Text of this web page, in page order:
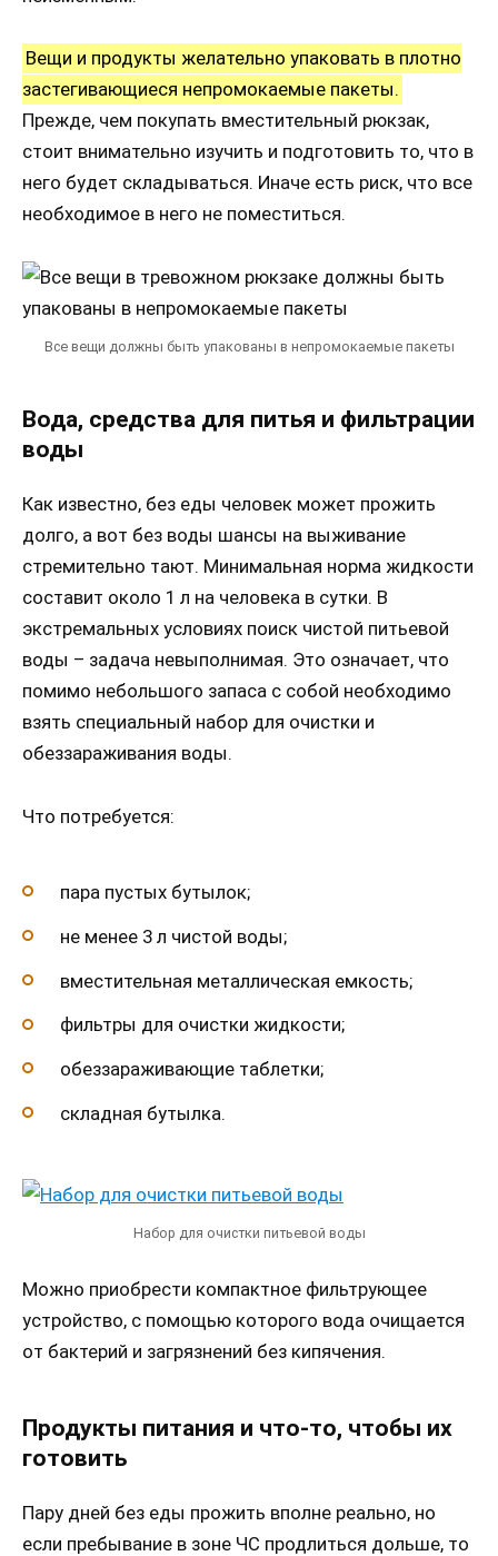
Вещи и продукты желательно упаковать в плотно
застегивающиеся непромокаемые пакеты.
Прежде, чем покупать вместительный рюкзак,
стоит внимательно изучить и подготовить то, что в
него будет складываться. Иначе есть риск, что все
необходимое в него не поместиться.
Все вещи должны быть упакованы в непромокаемые пакеты
Вода, средства для питья и фильтрации
воды
Как известно, без еды человек может прожить
долго, а вот без воды шансы на выживание
стремительно тают. Минимальная норма жидкости
составит около 1 л на человека в сутки. В
экстремальных условиях поиск чистой питьевой
воды – задача невыполнимая. Это означает, что
помимо небольшого запаса с собой необходимо
взять специальный набор для очистки и
обеззараживания воды.
Что потребуется:
пара пустых бутылок;
не менее 3 л чистой воды;
вместительная металлическая емкость;
фильтры для очистки жидкости;
обеззараживающие таблетки;
складная бутылка.
Набор для очистки питьевой воды
Можно приобрести компактное фильтрующее
устройство, с помощью которого вода очищается
от бактерий и загрязнений без кипячения.
Продукты питания и что-то, чтобы их
готовить
Пару дней без еды прожить вполне реально, но
если пребывание в зоне ЧС продлиться дольше, то